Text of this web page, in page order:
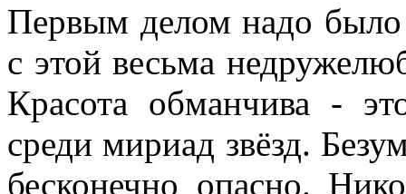
Первым делом надо было
с этой весьма
Красота обманчива -
среди мириад звёзд.
бесконечно опасно.